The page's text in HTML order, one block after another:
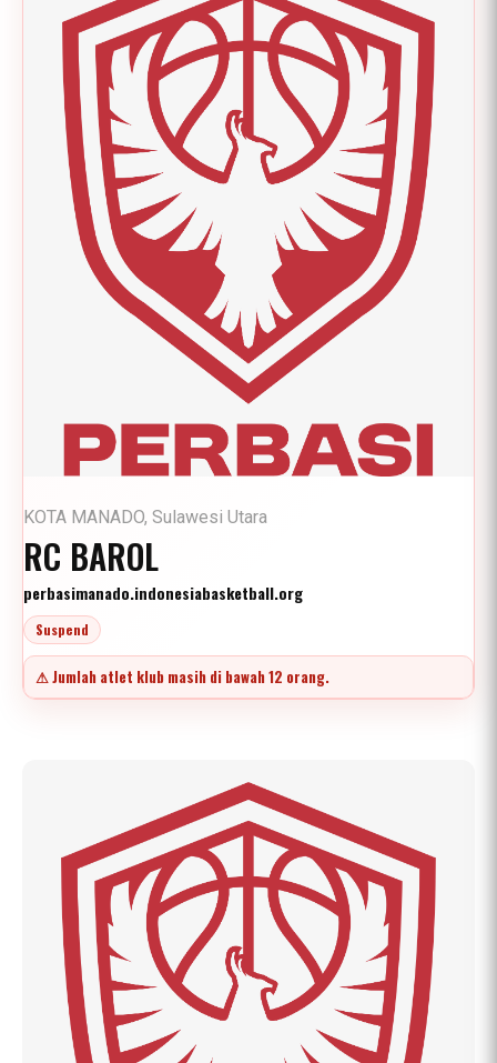
KOTA MANADO, Sulawesi Utara
RC BAROL
perbasimanado.indonesiabasketball.org
Suspend
⚠ Jumlah atlet klub masih di bawah 12 orang.